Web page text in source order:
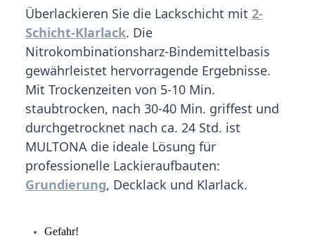
Überlackieren Sie die Lackschicht mit 2-
Schicht-Klarlack. Die
Nitrokombinationsharz-Bindemittelbasis
gewährleistet hervorragende Ergebnisse.
Mit Trockenzeiten von 5-10 Min.
staubtrocken, nach 30-40 Min. griffest und
durchgetrocknet nach ca. 24 Std. ist
MULTONA die ideale Lösung für
professionelle Lackieraufbauten:
Grundierung, Decklack und Klarlack.
Gefahr!